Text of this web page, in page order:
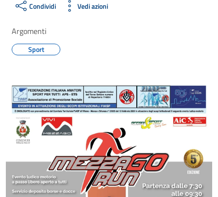
Condividi Vedi azioni
Argomenti
Sport